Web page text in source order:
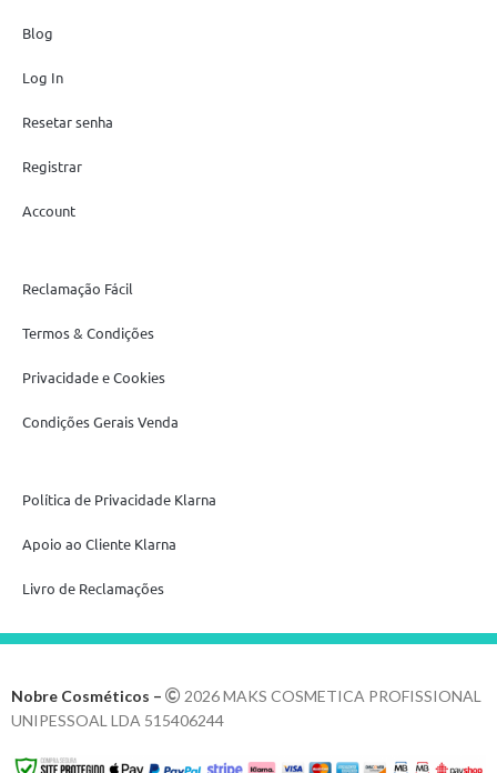
Blog
Log In
Resetar senha
Registrar
Account
Reclamação Fácil
Termos & Condições
Privacidade e Cookies
Condições Gerais Venda
Política de Privacidade Klarna
Apoio ao Cliente Klarna
Livro de Reclamações
Nobre Cosméticos –
2026 MAKS COSMETICA PROFISSIONAL
UNIPESSOAL LDA 515406244